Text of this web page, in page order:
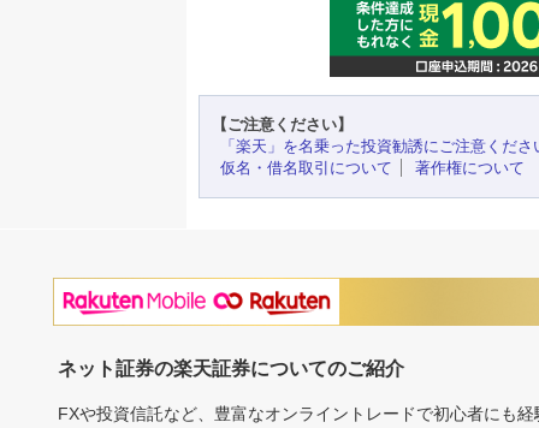
【ご注意ください】
「楽天」を名乗った投資勧誘にご注意くださ
仮名・借名取引について
著作権について
ネット証券の楽天証券についてのご紹介
FXや投資信託など、豊富なオンライントレードで初心者にも